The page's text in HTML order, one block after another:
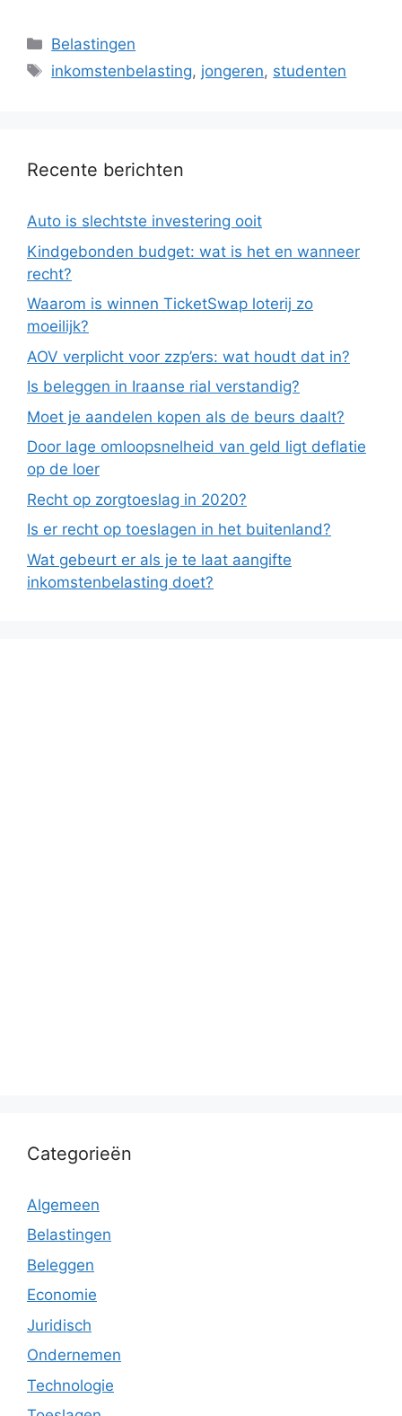
Categorieën
Belastingen
Tags
inkomstenbelasting, jongeren, studenten
Recente berichten
Auto is slechtste investering ooit
Kindgebonden budget: wat is het en wanneer
recht?
Waarom is winnen TicketSwap loterij zo
moeilijk?
AOV verplicht voor zzp’ers: wat houdt dat in?
Is beleggen in Iraanse rial verstandig?
Moet je aandelen kopen als de beurs daalt?
Door lage omloopsnelheid van geld ligt deflatie
op de loer
Recht op zorgtoeslag in 2020?
Is er recht op toeslagen in het buitenland?
Wat gebeurt er als je te laat aangifte
inkomstenbelasting doet?
Categorieën
Algemeen
Belastingen
Beleggen
Economie
Juridisch
Ondernemen
Technologie